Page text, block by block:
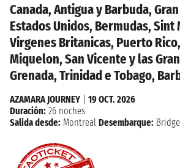
Canada, Antigua y Barbuda,
Estados Unidos, Bermudas,
Virgenes Britanicas, Puerto
Miquelon, San Vicente y las
Grenada, Trinidad e Tobago,
AZAMARA JOURNEY
19 OCT. 2026
Duración: 26 noches
Salida desde: Montreal Desembarque: